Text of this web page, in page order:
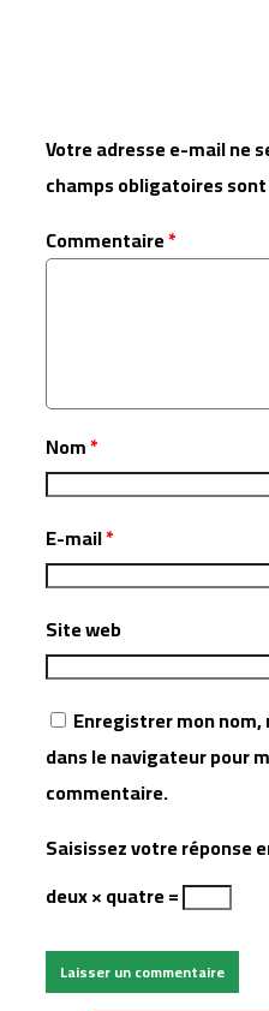
Votre adresse e-mail ne
champs obligatoires
Commentaire*
Nom*
E-mail*
Site web
Enregistrer mon
dans le navigateur pour
commentaire.
Saisissez votre réponse
deux × quatre =